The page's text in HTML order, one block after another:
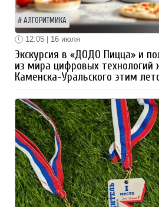
АЛГОРИТМИКА
12:05 | 16 июля
Экскурсия в «ДОДО Пицца» и
из мира цифровых технологий
Каменска-Уральского этим